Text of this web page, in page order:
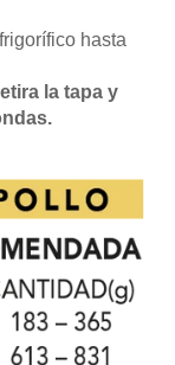
hasta
la tapa y